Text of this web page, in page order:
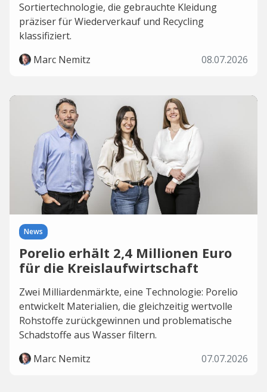
Sortiertechnologie, die gebrauchte Kleidung
präziser für Wiederverkauf und Recycling
klassifiziert.
Marc Nemitz
08.07.2026
News
Porelio erhält 2,4 Millionen Euro
für die Kreislaufwirtschaft
Zwei Milliardenmärkte, eine Technologie: Porelio
entwickelt Materialien, die gleichzeitig wertvolle
Rohstoffe zurückgewinnen und problematische
Schadstoffe aus Wasser filtern.
Marc Nemitz
07.07.2026